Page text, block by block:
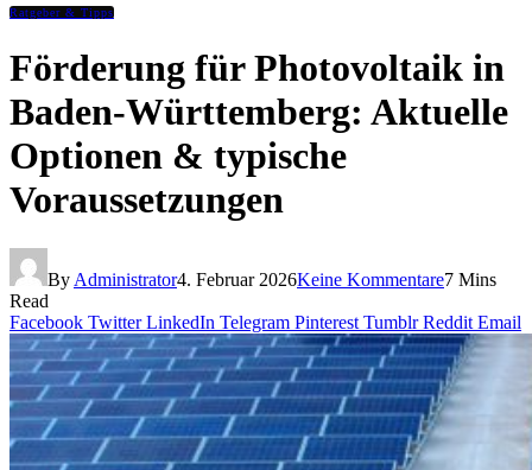
Ratgeber & Tipps
Förderung für Photovoltaik in
Baden-Württemberg: Aktuelle
Optionen & typische
Voraussetzungen
By Administrator4. Februar 2026Keine Kommentare7 Mins
Read
Facebook Twitter LinkedIn Telegram Pinterest Tumblr Reddit Email